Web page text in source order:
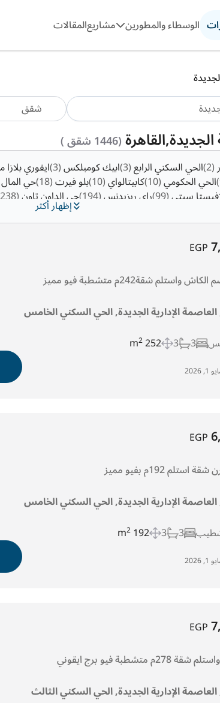
الوسطاء والمطورين مشاريعالمقالات
شقق
(1446 شقق )
إظهار أكثر
(2) الحي السكني الرابع(3) ابيك كومبلكس(3) ايفوري
الحي الحكومي(10) كابيتالواي(10) بلو فيرت(18) حي
سيتي(99) راي ريزيدنس(194) حي الداون تاون(238)
EGP
شقة242م متشطبة فيو مميز
العاصمة الإدارية الجديدة, الحي السكني الخامس
3
3
252 m
2
2026
EGP
192م بفيو مميز
العاصمة الإدارية الجديدة, الحي السكني الخامس
3
3
192 m
2
2026
EGP
العاصمة الإدارية الجديدة, الحي السكني الثالث